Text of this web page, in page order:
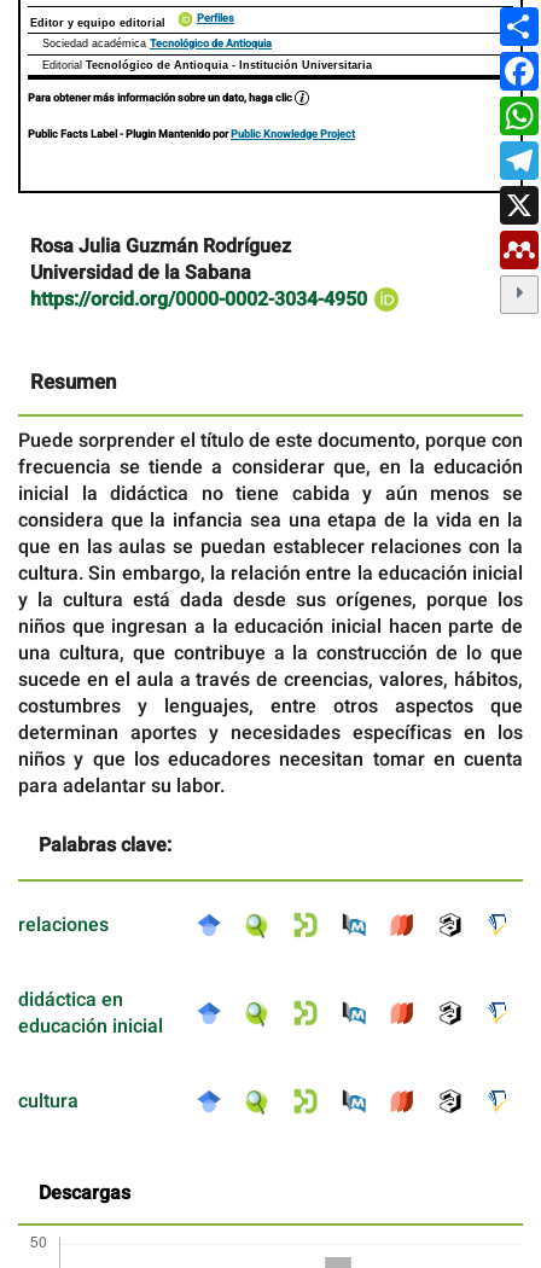
Editor y equipo editorial Perfiles
Sociedad académica Tecnológico de Antioquia
Editorial Tecnológico de Antioquia - Institución Universitaria
Para obtener más información sobre un dato, haga clic
Public Facts Label- Plugin Mantenido porPublic Knowledge Project
Contenido
principal
del
artículo
Rosa Julia Guzmán Rodríguez
Universidad de la Sabana
https://orcid.org/0000-0002-3034-4950
Resumen
Puede sorprender el título de este documento, porque con
frecuencia se tiende a considerar que, en la educación
inicial la didáctica no tiene cabida y aún menos se
considera que la infancia sea una etapa de la vida en la
que en las aulas se puedan establecer relaciones con la
cultura. Sin embargo, la relación entre la educación inicial
y la cultura está dada desde sus orígenes, porque los
niños que ingresan a la educación inicial hacen parte de
una cultura, que contribuye a la construcción de lo que
sucede en el aula a través de creencias, valores, hábitos,
costumbres y lenguajes, entre otros aspectos que
determinan aportes y necesidades específicas en los
niños y que los educadores necesitan tomar en cuenta
para adelantar su labor.
Palabras clave:
relaciones
didáctica en
educación inicial
cultura
Descargas